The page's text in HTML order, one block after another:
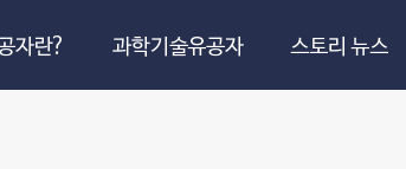
자란? 과학기술유공자 스토리 뉴스